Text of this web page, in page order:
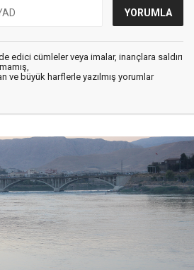
edici cümleler veya imalar, inançlara saldırı
ve büyük harflerle yazılmış yorumlar